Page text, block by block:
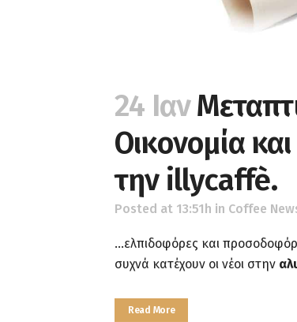
24 Ιαν
Οικονομία
την illycaffè.
Posted at 13:51h in Coffee
...ελπιδοφόρες και
συχνά κατέχουν οι νέοι στην
Read More